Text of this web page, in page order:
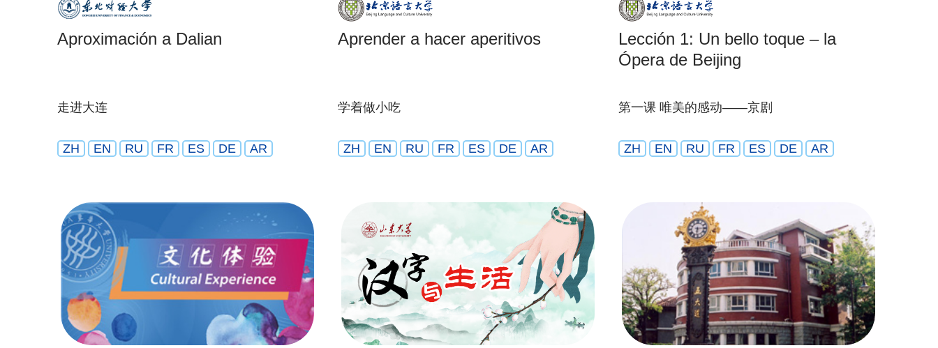
Aproximación a Dalian
走进大连
ZH EN RU FR ES DE AR
Aprender a hacer aperitivos
学着做小吃
ZH EN RU FR ES DE AR
Lección 1: Un bello toque – la
Ópera de Beijing
第一课 唯美的感动——京剧
ZH EN RU FR ES DE AR